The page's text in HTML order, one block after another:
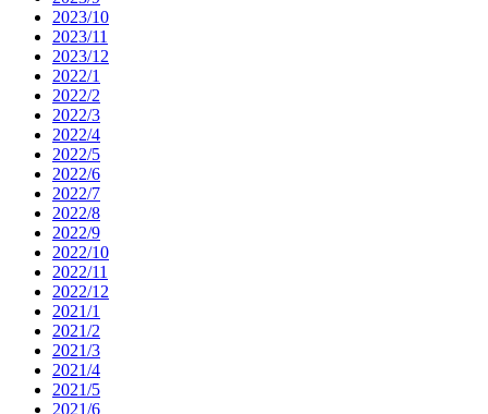
2023/10
2023/11
2023/12
2022/1
2022/2
2022/3
2022/4
2022/5
2022/6
2022/7
2022/8
2022/9
2022/10
2022/11
2022/12
2021/1
2021/2
2021/3
2021/4
2021/5
2021/6